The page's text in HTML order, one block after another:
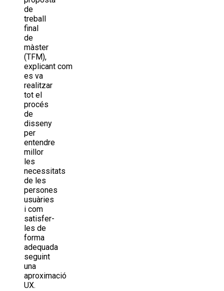
de
treball
final
de
màster
(TFM),
explicant com
es va
realitzar
tot el
procés
de
disseny
per
entendre
millor
les
necessitats
de les
persones
usuàries
i com
satisfer-
les de
forma
adequada
seguint
una
aproximació
UX.